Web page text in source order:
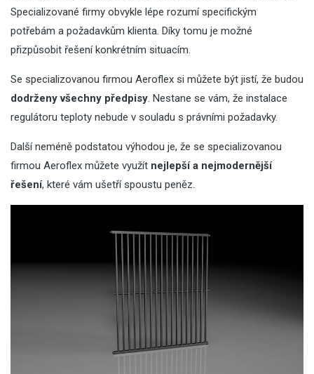
Specializované firmy obvykle lépe rozumí specifickým
potřebám a požadavkům klienta. Díky tomu je možné
přizpůsobit řešení konkrétním situacím.
Se specializovanou firmou Aeroflex si můžete být jistí, že budou
dodrženy všechny předpisy . Nestane se vám, že instalace
regulátoru teploty nebude v souladu s právními požadavky.
Další neméně podstatou výhodou je, že se specializovanou
firmou Aeroflex můžete využít nejlepší a nejmodernější
řešení, které vám ušetří spoustu peněz.